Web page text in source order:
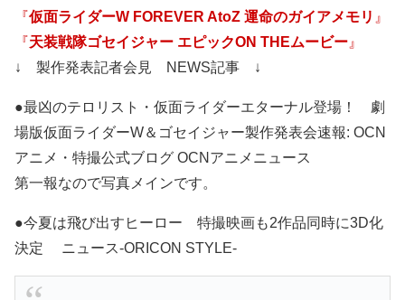
『仮面ライダーW FOREVER AtoZ 運命のガイアメモリ 』
『天装戦隊ゴセイジャー エピックON THEムービー 』
↓ 製作発表記者会見 NEWS記事 ↓
●最凶のテロリスト・仮面ライダーエターナル登場！ 劇
場版仮面ライダーW＆ゴセイジャー製作発表会速報: OCN
アニメ・特撮公式ブログ OCNアニメニュース
第一報なので写真メインです。
●今夏は飛び出すヒーロー 特撮映画も2作品同時に3D化
決定 ニュース-ORICON STYLE-